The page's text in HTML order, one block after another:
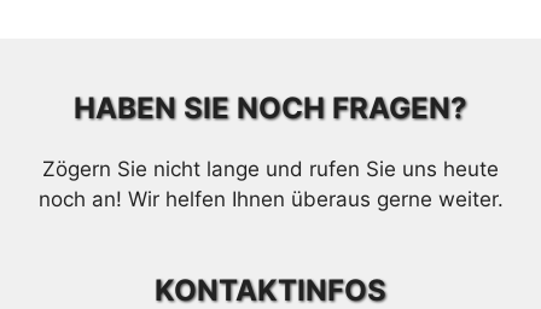
HABEN SIE NOCH FRAGEN?
Zögern Sie nicht lange und rufen Sie uns heute
noch an! Wir helfen Ihnen überaus gerne weiter.
KONTAKTINFOS